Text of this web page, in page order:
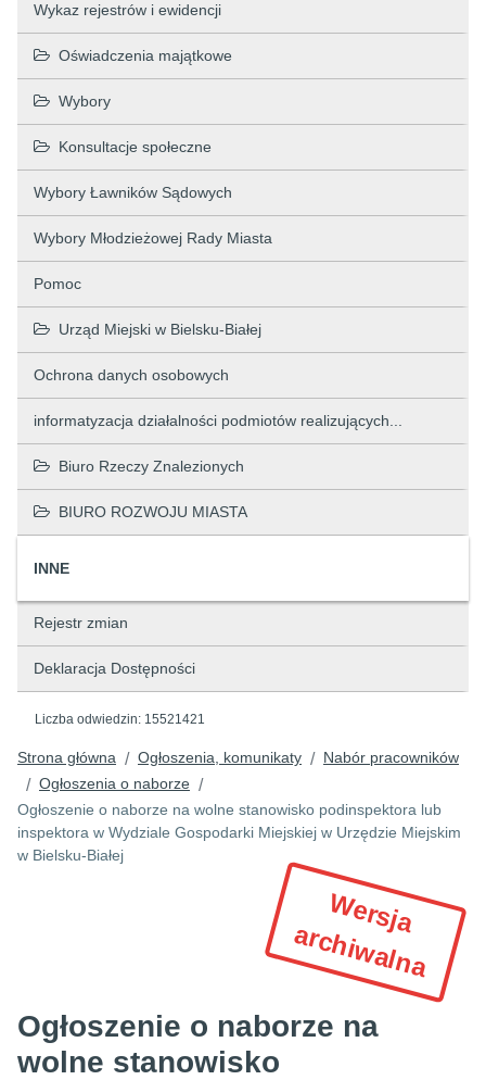
Wykaz rejestrów i ewidencji
Oświadczenia majątkowe
Wybory
Konsultacje społeczne
Wybory Ławników Sądowych
Wybory Młodzieżowej Rady Miasta
Pomoc
Urząd Miejski w Bielsku-Białej
Ochrona danych osobowych
informatyzacja działalności podmiotów realizujących...
Biuro Rzeczy Znalezionych
BIURO ROZWOJU MIASTA
INNE
Rejestr zmian
Deklaracja Dostępności
Liczba odwiedzin: 15521421
Strona główna / Ogłoszenia, komunikaty / Nabór pracowników
/ Ogłoszenia o naborze /
Ogłoszenie o naborze na wolne stanowisko podinspektora lub
inspektora w Wydziale Gospodarki Miejskiej w Urzędzie Miejskim
w Bielsku-Białej
W
e
r
s
ja
a
r
c
h
iw
a
ln
a
Ogłoszenie o naborze na
wolne stanowisko